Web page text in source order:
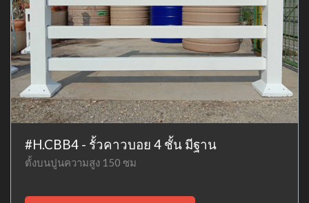
#H.CBB4 - รั้วคาวบอย 4 ชั้น มีฐาน
ตั้งบนปูนความสูง 150 ซม